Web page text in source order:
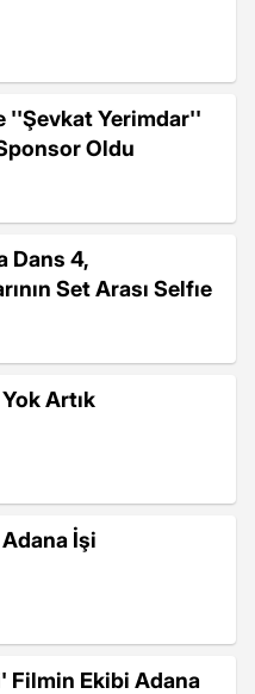
''Şevkat Yerimdar''
Oldu
Dans 4,
Set Arası Selfıe
Artık
İşi
Filmin Ekibi Adana